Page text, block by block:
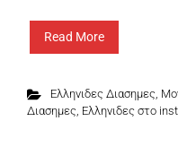
Read More
Ελληνιδες Διασημες,
Διασημες, Ελληνιδες στο